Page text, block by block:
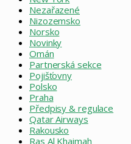
Nezařazené
Nizozemsko
Norsko
Novinky
Omán
Partnerská sekce
Pojišťovny
Polsko
Praha
Předpisy & regulace
Qatar Airways
Rakousko
Ras Al Khaimah